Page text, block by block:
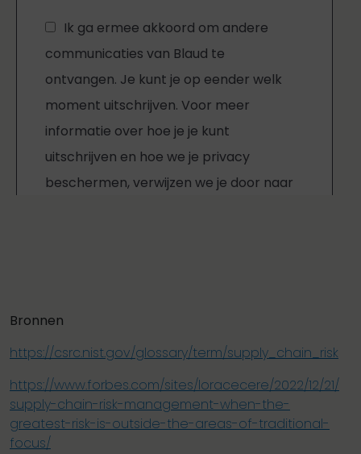
Bronnen
https://csrc.nist.gov/glossary/term/supply_chain_risk
https://www.forbes.com/sites/loracecere/2022/12/21/
supply-chain-risk-management-when-the-
greatest-risk-is-outside-the-areas-of-traditional-
focus/